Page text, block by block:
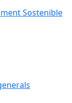
Sostenible